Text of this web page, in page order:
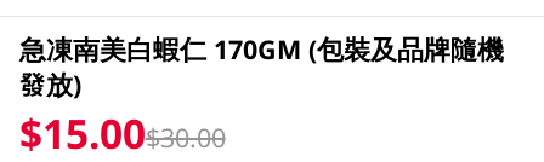
急凍南美白蝦仁 170GM (包裝及品牌隨機
發放)
$15.00$30.00